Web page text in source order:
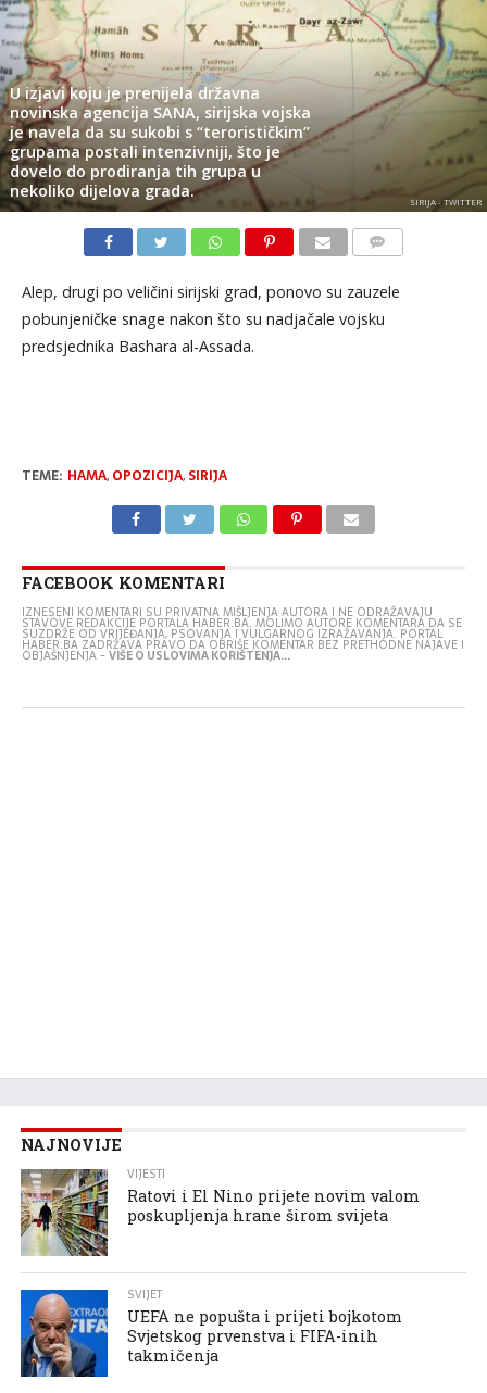
U izjavi koju je prenijela državna
novinska agencija SANA, sirijska vojska
je navela da su sukobi s “terorističkim”
grupama postali intenzivniji, što je
dovelo do prodiranja tih grupa u
nekoliko dijelova grada.
SIRIJA - TWITTER
Alep, drugi po veličini sirijski grad, ponovo su zauzele
pobunjeničke snage nakon što su nadjačale vojsku
predsjednika Bashara al-Assada.
TEME: HAMA, OPOZICIJA, SIRIJA
FACEBOOK KOMENTARI
IZNESENI KOMENTARI SU PRIVATNA MIŠLJENJA AUTORA I NE ODRAŽAVAJU
STAVOVE REDAKCIJE PORTALA HABER.BA. MOLIMO AUTORE KOMENTARA DA SE
SUZDRŽE OD VRIJEĐANJA, PSOVANJA I VULGARNOG IZRAŽAVANJA. PORTAL
HABER.BA ZADRŽAVA PRAVO DA OBRIŠE KOMENTAR BEZ PRETHODNE NAJAVE I
OBJAŠNJENJA -VIŠE O USLOVIMA KORIŠTENJA...
NAJNOVIJE
VIJESTI
Ratovi i El Nino prijete novim valom
poskupljenja hrane širom svijeta
SVIJET
UEFA ne popušta i prijeti bojkotom
Svjetskog prvenstva i FIFA-inih
takmičenja